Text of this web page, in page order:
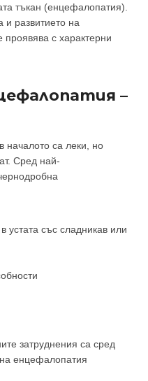
тъкан (енцефалопатия).
и развитието на
с характерни
–
началото са леки, но
Сред най-
устата със сладникав или
затруднения са сред
енцефалопатия